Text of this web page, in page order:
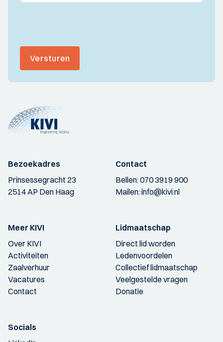
Versturen
Bezoekadres
Prinsessegracht 23
2514 AP Den Haag
Contact
Bellen:070 3919 900
Mailen:info@kivi.nl
Meer KIVI
Over KIVI
Activiteiten
Zaalverhuur
Vacatures
Contact
Lidmaatschap
Direct lid worden
Ledenvoordelen
Collectief lidmaatschap
Veelgestelde vragen
Donatie
Socials